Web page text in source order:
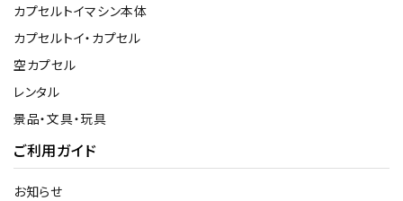
カプセルトイマシン本体
カプセルトイ・カプセル
空カプセル
レンタル
景品・文具・玩具
ご利用ガイド
お知らせ